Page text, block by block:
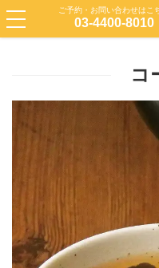
ご予約・お問い合わせはこ
03-4400-8010
コ